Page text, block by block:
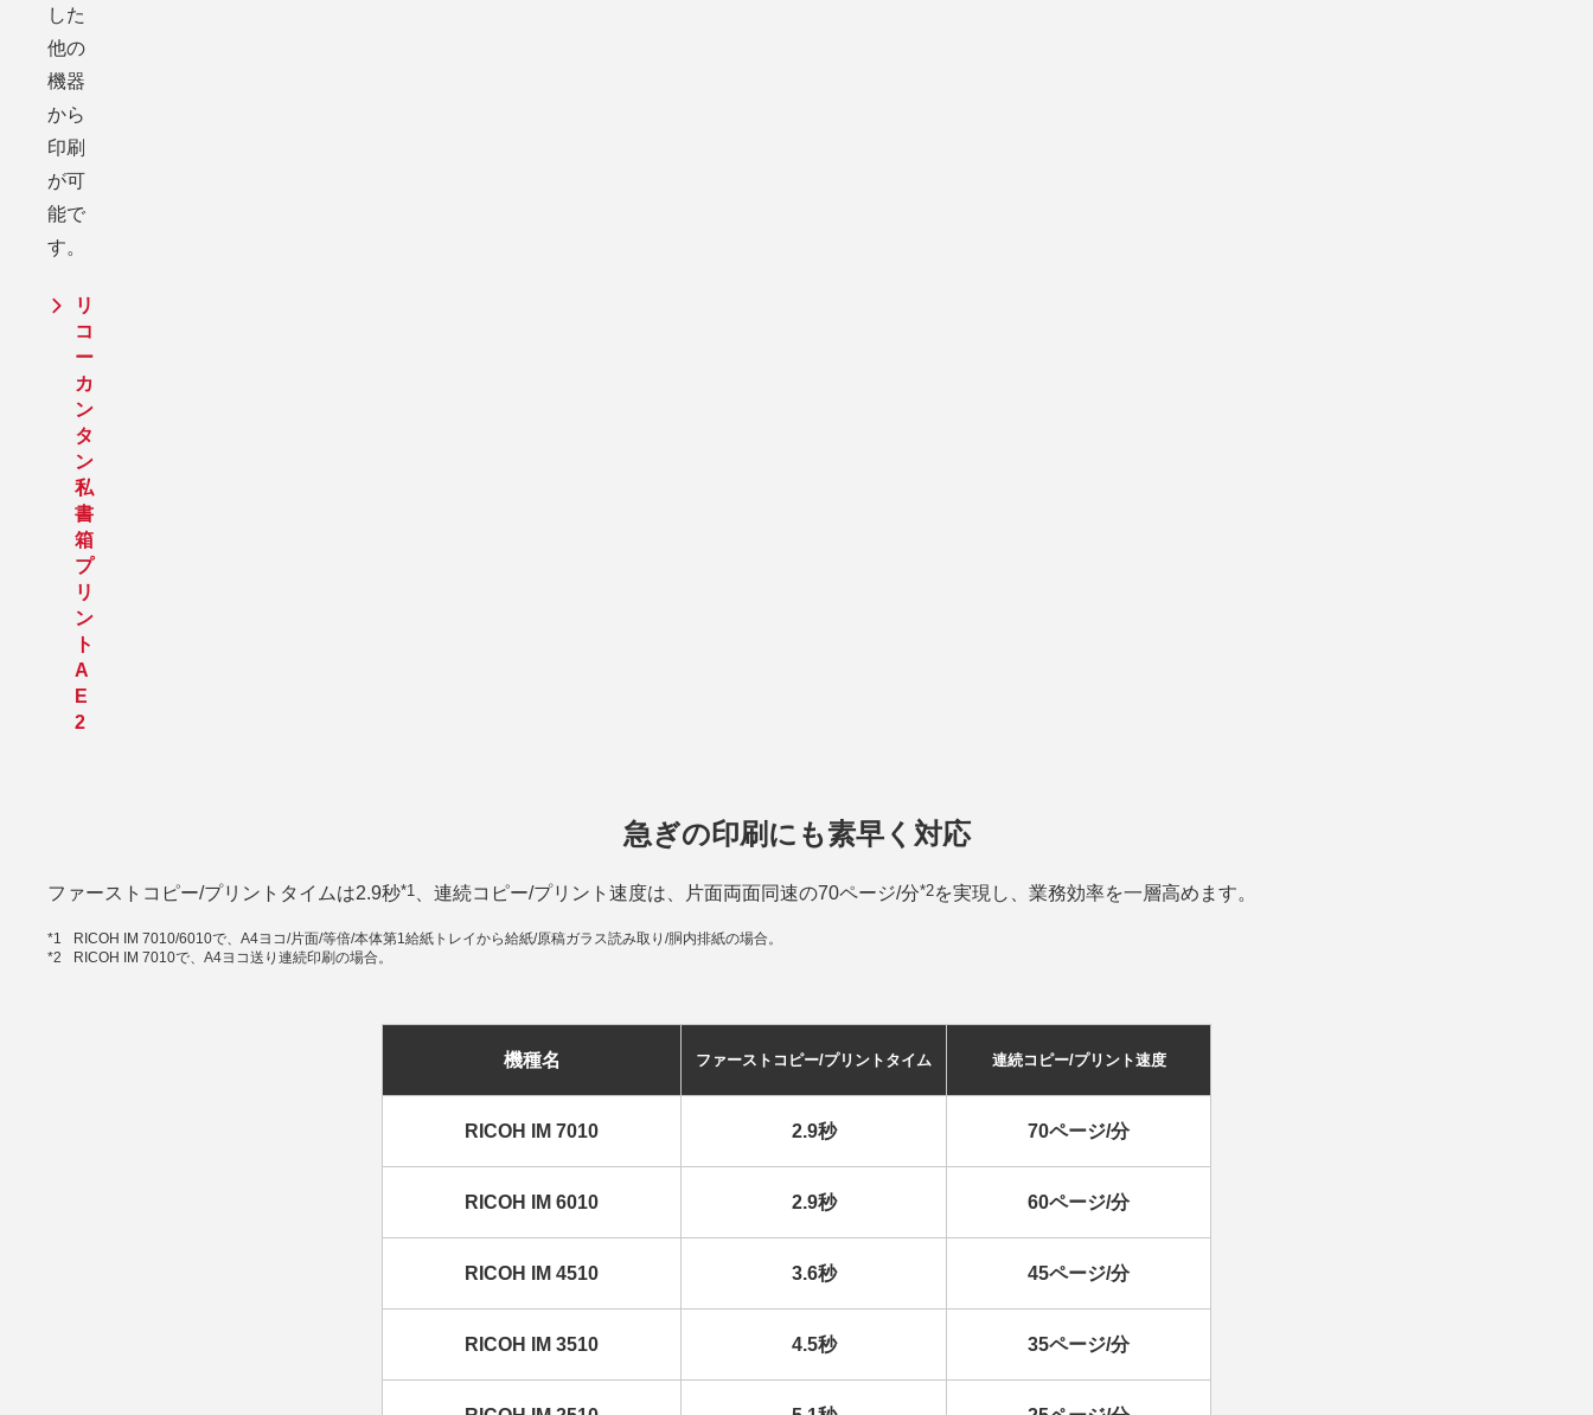
した
他の
機器
から
印刷
が可
能で
す。
リ
コ
ー
カ
ン
タ
ン
私
書
箱
プ
リ
ン
ト
A
E
2
急ぎの印刷にも素早く対応
ファーストコピー/プリントタイムは2.9秒*1 、連続コピー/プリント速度は、片面両面同速の70ページ/分*2を実現し、業務効率を一層高めます。
*1
RICOH IM 7010/6010で、A4ヨコ/片面/等倍/本体第1給紙トレイから給紙/原稿ガラス読み取り/胴内排紙の場合。
*2
RICOH IM 7010で、A4ヨコ送り連続印刷の場合。
機種名 ファーストコピー/プリントタイム 連続コピー/プリント速度
RICOH IM 7010 2.9秒 70ページ/分
RICOH IM 6010 2.9秒 60ページ/分
RICOH IM 4510 3.6秒 45ページ/分
RICOH IM 3510 4.5秒 35ページ/分